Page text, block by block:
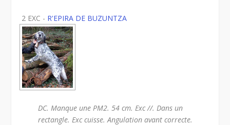
2 EXC - R'EPIRA DE BUZUNTZA
DC. Manque une PM2. 54 cm. Exc //. Dans un
rectangle. Exc cuisse. Angulation avant correcte.